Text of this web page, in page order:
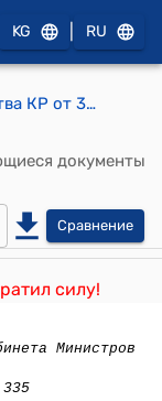
KG RU
Постановление Правительства КР от 30 декабря 2005 года № 638 " О проекте Закона Кыргызской Республики «О внесении изменений в Закон Кыргызской Республики «О государственном пенсионном социальном страховании»
документы
Сравнение
силу!